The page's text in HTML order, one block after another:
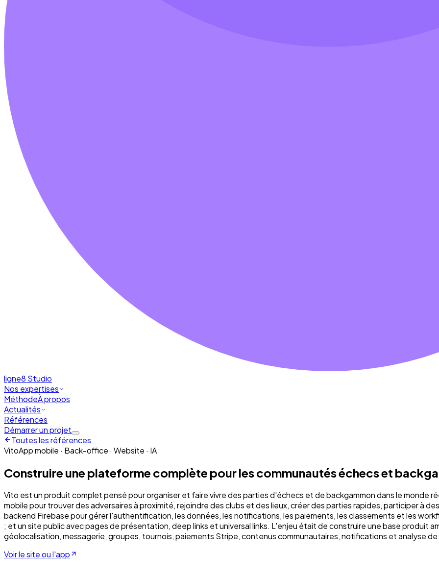
ligne8 Studio
Nos expertises
MéthodeÀ propos
Actualités
Références
Démarrer un projet
Toutes les références
VitoApp mobile · Back-office · Website · IA
Construire une plateforme complète pour les communautés échecs et
Vito est un produit complet pensé pour organiser et faire vivre des parties d'échecs et de backgammon dans le monde
mobile pour trouver des adversaires à proximité, rejoindre des clubs et des lieux, créer des parties rapides, participer à
backend Firebase pour gérer l'authentification, les données, les notifications, les paiements, les classements et les
; et un site public avec pages de présentation, deep links et universal links. L'enjeu était de construire une base produit
géolocalisation, messagerie, groupes, tournois, paiements Stripe, contenus communautaires, notifications et analyse de
Voir le site ou l'app